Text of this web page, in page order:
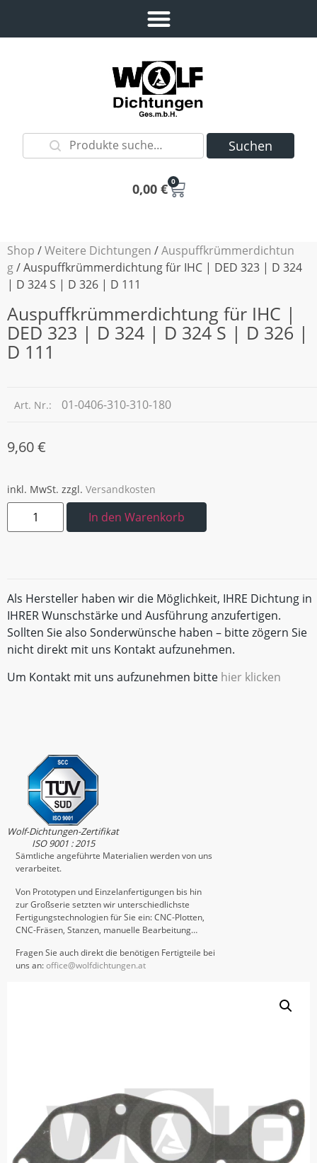
Suchen
0,00 € 0
Shop /Weitere Dichtungen /Auspuffkrümmerdichtun
g/ Auspuffkrümmerdichtung für IHC | DED 323 | D 324
| D 324 S | D 326 | D 111
Auspuffkrümmerdichtung für IHC |
DED 323 | D 324 | D 324 S | D 326 |
D 111
Art. Nr.: 01-0406-310-310-180
9,60€
inkl. MwSt. zzgl. Versandkosten
In den Warenkorb
Als Hersteller haben wir die Möglichkeit, IHRE Dichtung in
IHRER Wunschstärke und Ausführung anzufertigen.
Sollten Sie also Sonderwünsche haben – bitte zögern Sie
nicht direkt mit uns Kontakt aufzunehmen.
Um Kontakt mit uns aufzunehmen bitte hier klicken
Wolf-Dichtungen-Zertifikat
ISO 9001 : 2015
Sämtliche angeführte Materialien werden von uns
verarbeitet.
Von Prototypen und Einzelanfertigungen bis hin
zur Großserie setzten wir unterschiedlichste
Fertigungstechnologien für Sie ein: CNC-Plotten,
CNC-Fräsen, Stanzen, manuelle Bearbeitung…
Fragen Sie auch direkt die benötigen Fertigteile bei
uns an:office@wolfdichtungen.at